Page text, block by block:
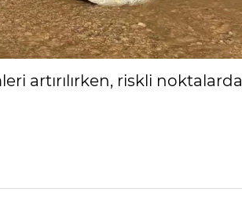
artırılırken, riskli